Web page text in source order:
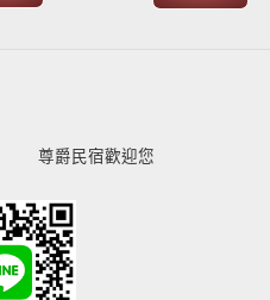
尊爵民宿歡迎您